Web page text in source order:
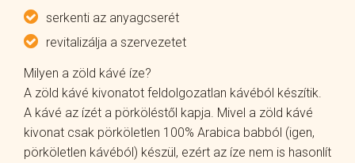
serkenti az anyagcserét
revitalizálja a szervezetet
Milyen a zöld kávé íze?
A zöld kávé kivonatot feldolgozatlan kávéból készítik.
A kávé az ízét a pörköléstől kapja. Mivel a zöld kávé
kivonat csak pörköletlen 100% Arabica babból (igen,
pörköletlen kávéból) készül, ezért az íze nem is hasonlít